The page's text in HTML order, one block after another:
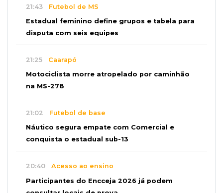
21:43 Futebol de MS
Estadual feminino define grupos e tabela para
disputa com seis equipes
21:25 Caarapó
Motociclista morre atropelado por caminhão
na MS-278
21:02 Futebol de base
Náutico segura empate com Comercial e
conquista o estadual sub-13
20:40 Acesso ao ensino
Participantes do Encceja 2026 já podem